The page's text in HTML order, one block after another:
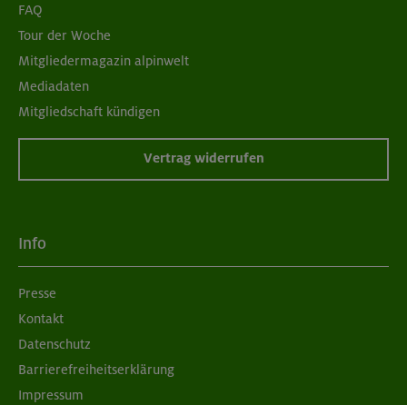
FAQ
Tour der Woche
Mitgliedermagazin alpinwelt
Mediadaten
Mitgliedschaft kündigen
Vertrag widerrufen
Info
Presse
Kontakt
Datenschutz
Barrierefreiheitserklärung
Impressum